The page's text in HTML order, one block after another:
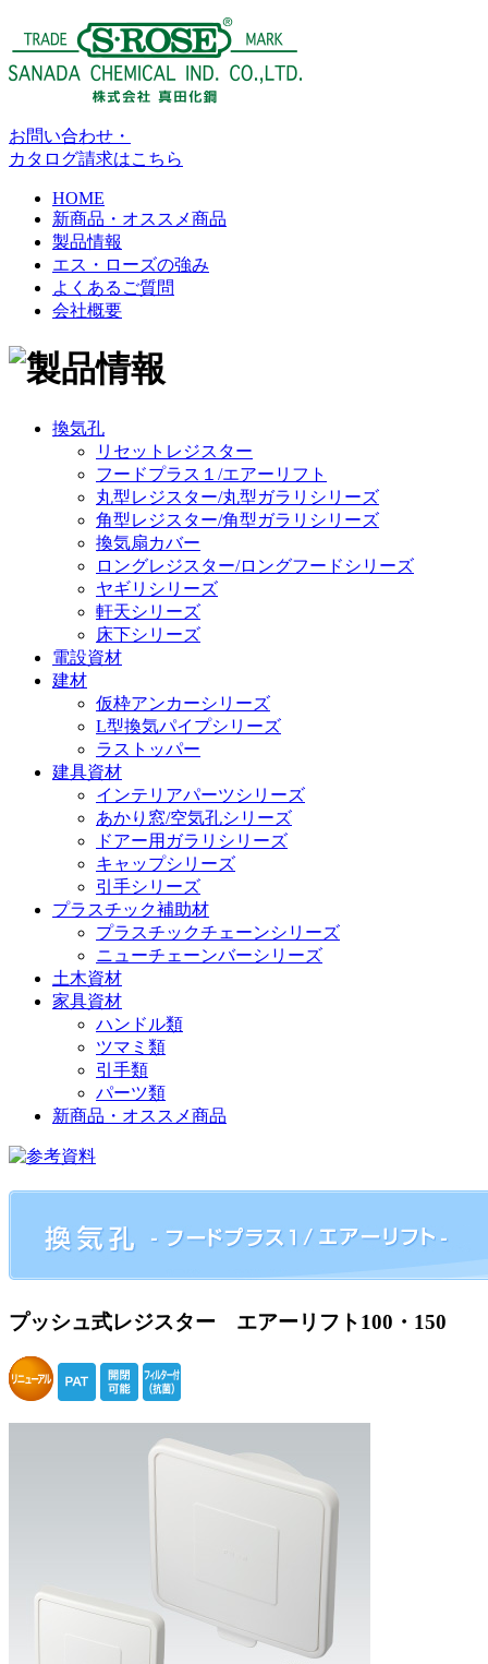
お問い合わせ・
カタログ請求はこちら
HOME
新商品・オススメ商品
製品情報
エス・ローズの強み
よくあるご質問
会社概要
換気孔
リセットレジスター
フードプラス１/エアーリフト
丸型レジスター/丸型ガラリシリーズ
角型レジスター/角型ガラリシリーズ
換気扇カバー
ロングレジスター/ロングフードシリーズ
ヤギリシリーズ
軒天シリーズ
床下シリーズ
電設資材
建材
仮枠アンカーシリーズ
L型換気パイプシリーズ
ラストッパー
建具資材
インテリアパーツシリーズ
あかり窓/空気孔シリーズ
ドアー用ガラリシリーズ
キャップシリーズ
引手シリーズ
プラスチック補助材
プラスチックチェーンシリーズ
ニューチェーンバーシリーズ
土木資材
家具資材
ハンドル類
ツマミ類
引手類
パーツ類
新商品・オススメ商品
プッシュ式レジスター エアーリフト100・150